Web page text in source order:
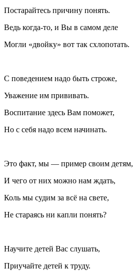
Постарайтесь причину понять.
Ведь когда-то, и Вы в самом деле
Могли «двойку» вот так схлопотать.
С поведением надо быть строже,
Уважение им прививать.
Воспитание здесь Вам поможет,
Но с себя надо всем начинать.
Это факт, мы — пример своим детям,
И чего от них можно нам ждать,
Коль мы судим за всё на свете,
Не стараясь ни капли понять?
Научите детей Вас слушать,
Приучайте детей к труду.